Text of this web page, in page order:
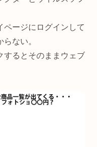
ページにログインして
ない。
するとそのままウェブ